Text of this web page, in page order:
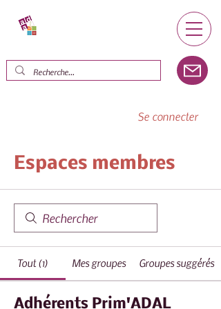
Se connecter
Espaces membres
Tout (1) Mes groupes Groupes suggérés
Adhérents Prim'ADAL